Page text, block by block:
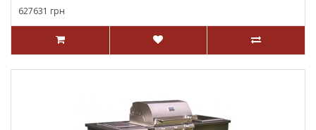
627631 грн